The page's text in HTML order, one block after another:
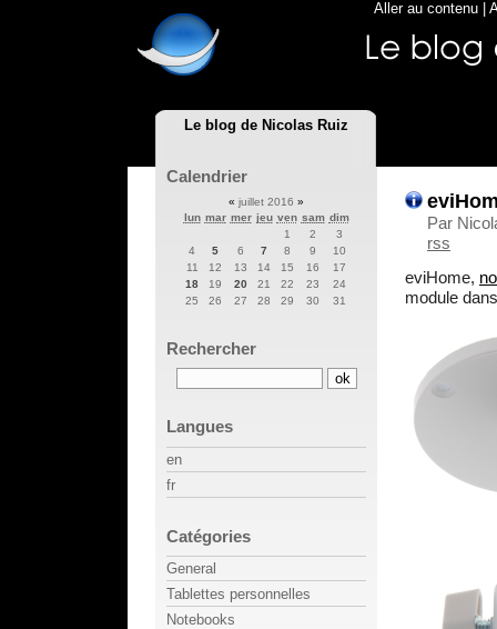
Le blog de Nicolas Ruiz
Aller au contenu
Par
rss
eviHome,
module
Calendrier
« juillet 2016 »
lun mar mer jeu ven sam dim
1
2
3
4
5 6 7 8 9
10
11
12 13 14 15 16
17
18
19 20 21 22 23
24
25
26 27 28 29 30 31
Rechercher
Langues
en
fr
Catégories
General
Tablettes personnelles
Notebooks